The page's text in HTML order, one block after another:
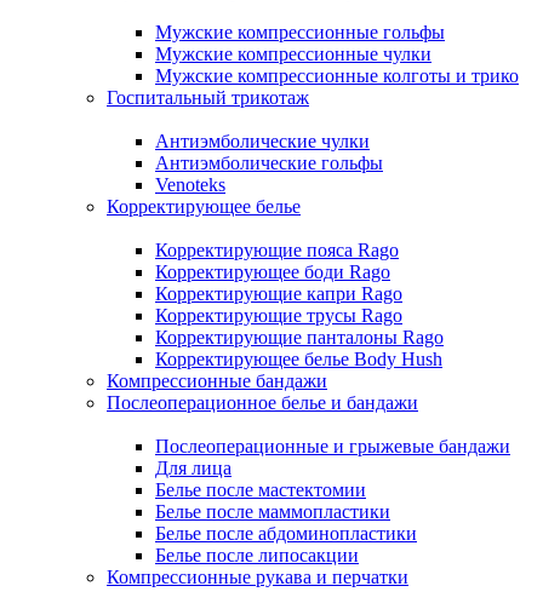
Мужские компрессионные гольфы
Мужские компрессионные чулки
Мужские компрессионные колготы и трико
Госпитальный трикотаж
Антиэмболические чулки
Антиэмболические гольфы
Venoteks
Корректирующее белье
Корректирующие пояса Rago
Корректирующее боди Rago
Корректирующие капри Rago
Корректирующие трусы Rago
Корректирующие панталоны Rago
Корректирующее белье Body Hush
Компрессионные бандажи
Послеоперационное белье и бандажи
Послеоперационные и грыжевые бандажи
Для лица
Белье после мастектомии
Белье после маммопластики
Белье после абдоминопластики
Белье после липосакции
Компрессионные рукава и перчатки